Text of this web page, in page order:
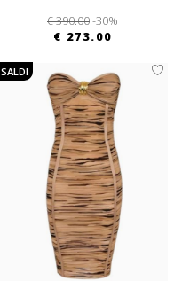
€ 390.00-30%
€ 273.00
SALDI